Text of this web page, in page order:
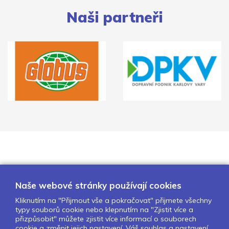
Naši partneři
O nás Naše projekty
Pro školy
Naše webové stránky používají cookies
Kliknutím na "Přijmout vše a pokračovat" přijmete všechny
typy souborů cookie nebo klepnutím na "Zjistit více a
přizpůsobit" můžete zjistit více informací o souborech